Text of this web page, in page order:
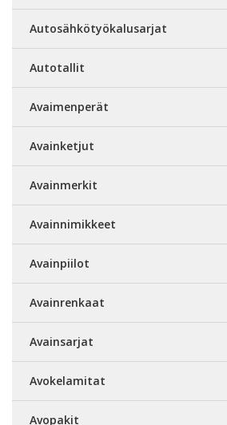
Autosähkötyökalusarjat
Autotallit
Avaimenperät
Avainketjut
Avainmerkit
Avainnimikkeet
Avainpiilot
Avainrenkaat
Avainsarjat
Avokelamitat
Avopakit